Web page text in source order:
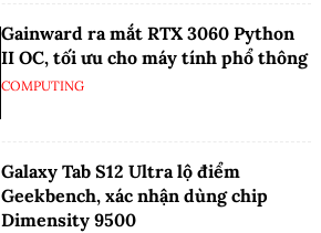
Gainward ra mắt RTX 3060 Python
II OC, tối ưu cho máy tính phổ thông
COMPUTING
Galaxy Tab S12 Ultra lộ điểm
Geekbench, xác nhận dùng chip
Dimensity 9500